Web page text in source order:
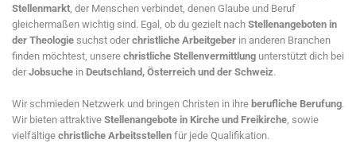
Stellenmarkt, der Menschen verbindet, denen Glaube und Beruf
gleichermaßen wichtig sind. Egal, ob du gezielt nach Stellenangeboten in
der Theologie suchst oderchristliche Arbeitgeber in anderen Branchen
finden möchtest, unsere christliche Stellenvermittlung unterstützt dich bei
derJobsuche in Deutschland, Österreich und der Schweiz.
Wir schmieden Netzwerk und bringen Christen in ihre berufliche Berufung.
Wir bieten attraktive Stellenangebote in Kirche und Freikirche, sowie
vielfältige christliche Arbeitsstellen für jede Qualifikation.